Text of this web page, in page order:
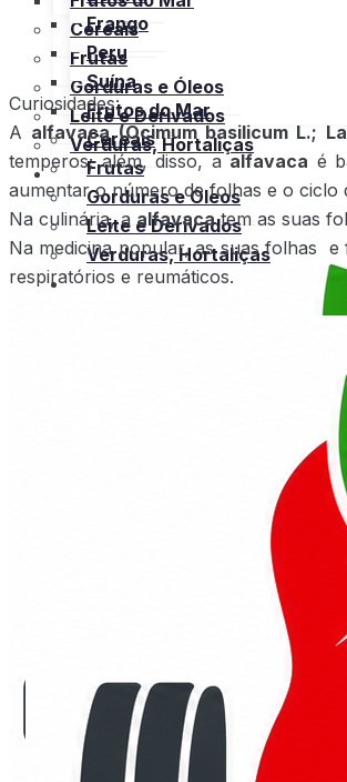
Cereais
Frutas
Gorduras e Óleos
Leite e Derivados
Verduras, Hortaliças
Bula
Frango
Peru
Suína
Frutos do Mar
Cereais
Frutas
Gorduras e Óleos
Leite e Derivados
Verduras, Hortaliças
Bula
Curiosidades:
A alfavaca (Ocimum basilicum L.;
temperos; além, disso, aalfavaca é
aumentar o número de folhas e o ciclo
Na culinária, a alfavacatem as suas
Na medicina popular, as suas folhas e
respiratórios e reumáticos.